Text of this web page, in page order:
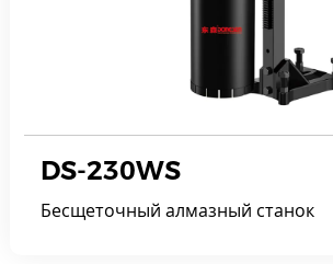
DS-230WS
Бесщеточный алмазный станок